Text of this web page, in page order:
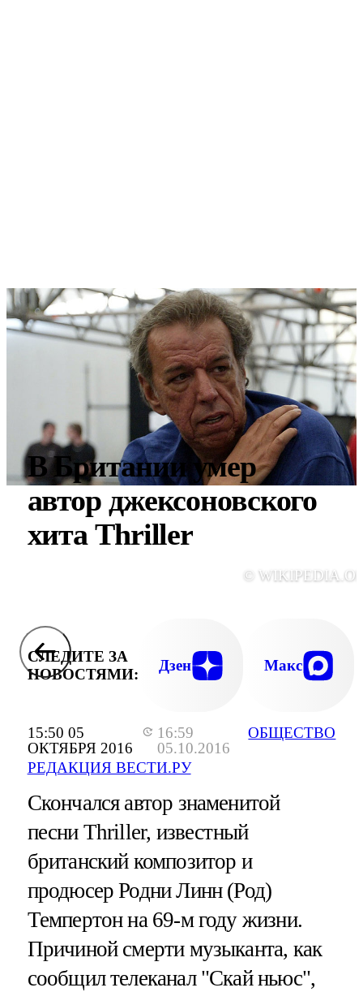
15:50 05
ОКТЯБРЯ 2016
16:59
05.10.2016
РЕДАКЦИЯ ВЕСТИ.РУ
ОБЩЕСТВО
В Британии умер
автор джексоновского
хита Thriller
©
СЛЕДИТЕ ЗА
НОВОСТЯМИ:
Дзен Макс
Скончался автор знаменитой
песни Thriller, известный
британский композитор и
продюсер Родни Линн (Род)
Темпертон на 69-м году жизни.
Причиной смерти музыканта, как
сообщил телеканал "Скай ньюс",